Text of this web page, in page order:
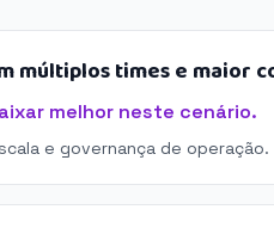
múltiplos times e maior
melhor neste cenário.
e governança de operação.